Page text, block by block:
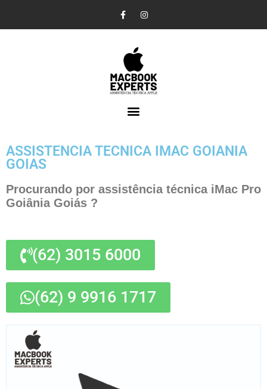
Pular
ASSISTENCIA TECNICA IMAC GOIANIA
GOIAS
Procurando por assistência técnica iMac Pro
Goiânia Goiás ?
(62) 3015 6000
(62) 9 9916 1717